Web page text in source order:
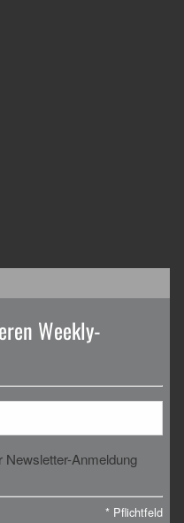
Weekly-
Newsletter-Anmeldung
* Pflichtfeld